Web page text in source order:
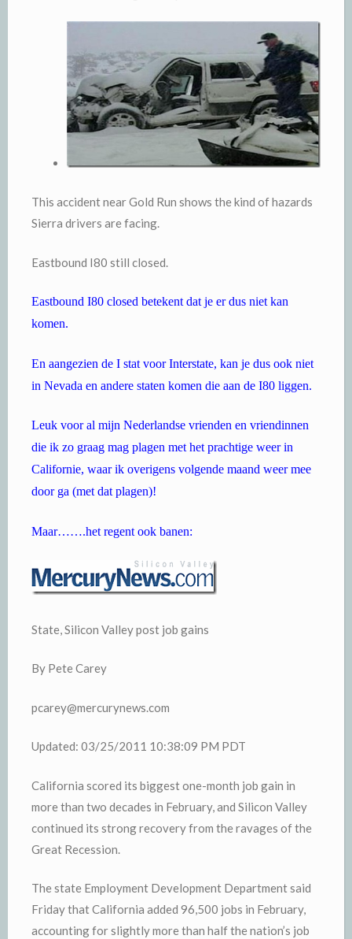
This accident near Gold Run shows the kind of hazards
Sierra drivers are facing.
Eastbound I80 still closed.
Eastbound I80 closed betekent dat je er dus niet kan
komen.
En aangezien de I stat voor Interstate, kan je dus ook niet
in Nevada en andere staten komen die aan de I80 liggen.
Leuk voor al mijn Nederlandse vrienden en vriendinnen
die ik zo graag mag plagen met het prachtige weer in
Californie, waar ik overigens volgende maand weer mee
door ga (met dat plagen)!
Maar…….het regent ook banen:
State, Silicon Valley post job gains
By Pete Carey
pcarey@mercurynews.com
Updated: 03/25/2011 10:38:09 PM PDT
California scored its biggest one-month job gain in
more than two decades in February, and Silicon Valley
continued its strong recovery from the ravages of the
Great Recession.
The state Employment Development Department said
Friday that California added 96,500 jobs in February,
accounting for slightly more than half the nation’s job